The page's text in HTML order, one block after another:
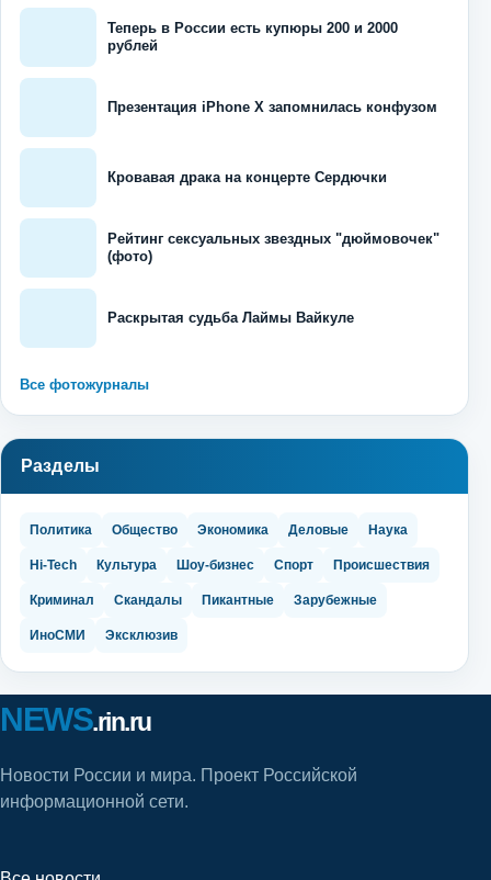
Теперь в России есть купюры 200 и 2000
рублей
Презентация iPhone X запомнилась конфузом
Кровавая драка на концерте Сердючки
Рейтинг сексуальных звездных "дюймовочек"
(фото)
Раскрытая судьба Лаймы Вайкуле
Все фотожурналы
Разделы
Политика Общество Экономика Деловые Наука
Hi-Tech Культура Шоу-бизнес Спорт Происшествия
Криминал Скандалы Пикантные Зарубежные
ИноСМИ Эксклюзив
NEWS.rin.ru
Новости России и мира. Проект Российской
информационной сети.